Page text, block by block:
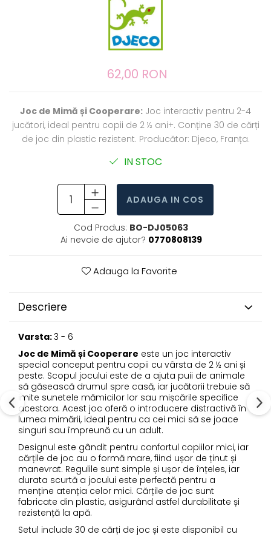
62,00 RON
Joc de Mimă și Cooperare: Joc interactiv pentru 2-4
jucători, ideal pentru copii de 2 ½ ani+. Conține 30 de cărți
de joc din plastic rezistent. Producător: Djeco, Franța.
IN STOC
ADAUGA IN COS
Cod Produs: BO-DJ05063
Ai nevoie de ajutor? 0770808139
Adauga la Favorite
Descriere
Varsta:3 - 6
Joc de Mimă și Cooperare este un joc interactiv
special conceput pentru copii cu vârsta de 2 ½ ani și
peste. Scopul jocului este de a ajuta puii de animale
să găsească drumul spre casă, iar jucătorii trebuie să
imite sunetele mămicilor lor sau mișcările specifice
acestora. Acest joc oferă o introducere distractivă în
lumea mimării, ideal pentru ca cei mici să se joace
singuri sau împreună cu un adult.
Designul este gândit pentru confortul copiilor mici, iar
cărțile de joc au o formă mare, fiind ușor de ținut și
manevrat. Regulile sunt simple și ușor de înțeles, iar
durata scurtă a jocului este perfectă pentru a
menține atenția celor mici. Cărțile de joc sunt
fabricate din plastic, asigurând astfel durabilitate și
rezistență la apă.
Setul include 30 de cărți de joc și este disponibil cu